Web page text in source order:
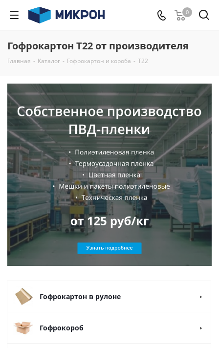
0
Гофрокартон Т22 от производителя
Главная - Каталог - Гофрокартон и короба - Т22
Гофрокартон в рулоне
Гофрокороб